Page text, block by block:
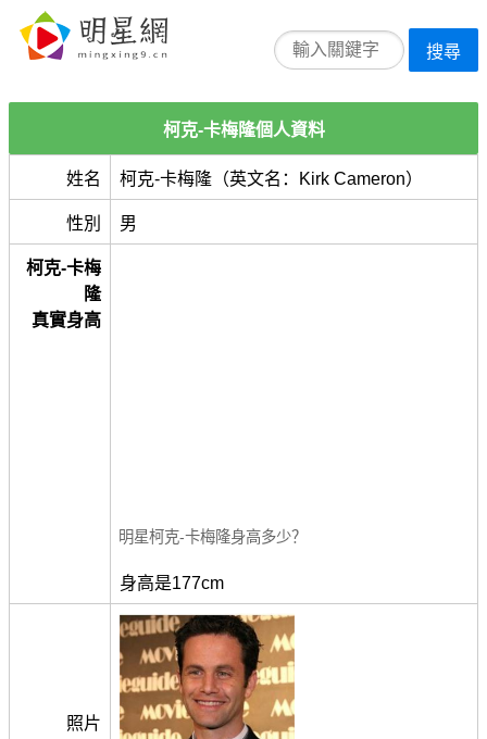
搜尋
柯克-卡梅隆個人資料
姓名 柯克-卡梅隆（英文名：Kirk Cameron）
性別 男
柯克-卡梅
隆
真實身高
明星柯克-卡梅隆身高多少？
身高是177cm
照片